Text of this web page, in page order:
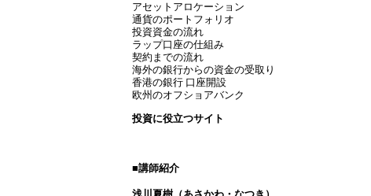
アセットアロケーション
通貨のポートフォリオ
投資資金の流れ
ラップ口座の仕組み
契約までの流れ
海外の銀行からの資金の受取り
香港の銀行 口座開設
欧州のオフショアバンク
投資に役立つサイト
■講師紹介